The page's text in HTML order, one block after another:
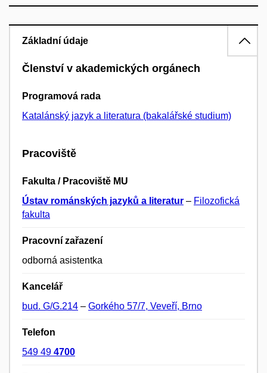
Základní údaje
Členství v akademických orgánech
Programová rada
Katalánský jazyk a literatura (bakalářské studium)
Pracoviště
Fakulta / Pracoviště MU
Ústav románských jazyků a literatur – Filozofická
fakulta
Pracovní zařazení
odborná asistentka
Kancelář
bud. G/G.214 – Gorkého 57/7, Veveří, Brno
Telefon
549 49 4700